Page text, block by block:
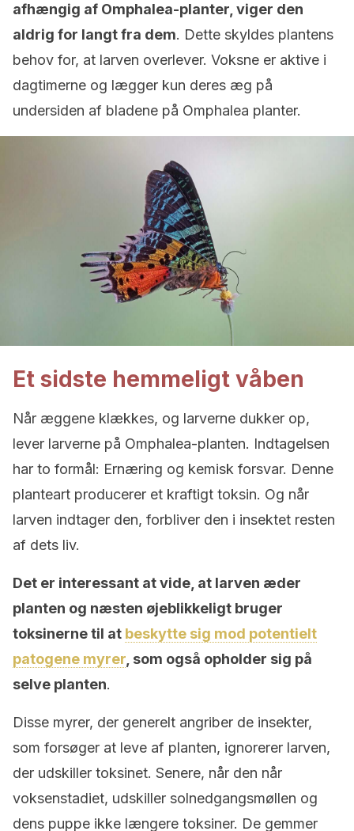
afhængig af Omphalea-planter, viger den
aldrig for langt fra dem. Dette skyldes plantens
behov for, at larven overlever. Voksne er aktive i
dagtimerne og lægger kun deres æg på
undersiden af ​​bladene på Omphalea planter.
Et sidste hemmeligt våben
Når æggene klækkes, og larverne dukker op,
lever larverne på Omphalea-planten. Indtagelsen
har to formål: Ernæring og kemisk forsvar. Denne
planteart producerer et kraftigt toksin. Og når
larven indtager den, forbliver den i insektet resten
af ​​dets liv.
Det er interessant at vide, at larven æder
planten og næsten øjeblikkeligt bruger
toksinerne til at beskytte sig mod potentielt
patogene myrer , som også opholder sig på
selve planten.
Disse myrer, der generelt angriber de insekter,
som forsøger at leve af planten, ignorerer larven,
der udskiller toksinet. Senere, når den når
voksenstadiet, udskiller solnedgangsmøllen og
dens puppe ikke længere toksiner. De gemmer